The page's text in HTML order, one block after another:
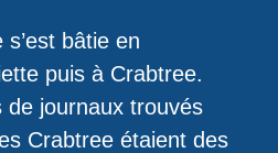
bâtie en
puis à Crabtree.
de journaux trouvés
Crabtree étaient des